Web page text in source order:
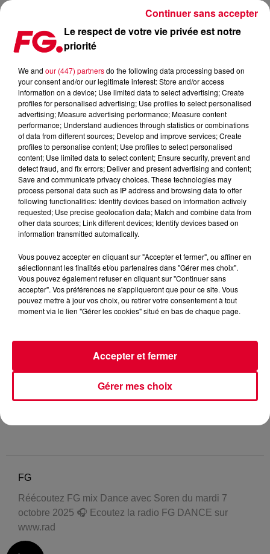
FG MIX DANCE : SOREN
FG
Réécoutez FG mix Dance avec Soren du mardi 7
octobre 2025 🎧 Ecoutez la radio FG DANCE sur
www.rad
Le respect de votre vie privée est notre
priorité
We and our (447) partnersdo the following data processing based on
your consent and/or our legitimate interest: Store and/or access
information on a device; Use limited data to select advertising; Create
profiles for personalised advertising; Use profiles to select personalised
advertising; Measure advertising performance; Measure content
performance; Understand audiences through statistics or combinations
of data from different sources; Develop and improve services; Create
profiles to personalise content; Use profiles to select personalised
content; Use limited data to select content; Ensure security, prevent and
detect fraud, and fix errors; Deliver and present advertising and content;
Save and communicate privacy choices. These technologies may
process personal data such as IP address and browsing data to offer
following functionalities: Identify devices based on information actively
requested; Use precise geolocation data; Match and combine data from
other data sources; Link different devices; Identify devices based on
information transmitted automatically.
Vous pouvez accepter en cliquant sur "Accepter et fermer", ou affiner en
sélectionnant les finalités et/ou partenaires dans "Gérer mes choix".
Vous pouvez également refuser en cliquant sur "Continuer sans
accepter". Vos préférences ne s'appliqueront que pour ce site. Vous
pouvez mettre à jour vos choix, ou retirer votre consentement à tout
moment via le lien "Gérer les cookies" situé en bas de chaque page.
Gérer mes choix
Accepter et fermer
Continuer sans accepter